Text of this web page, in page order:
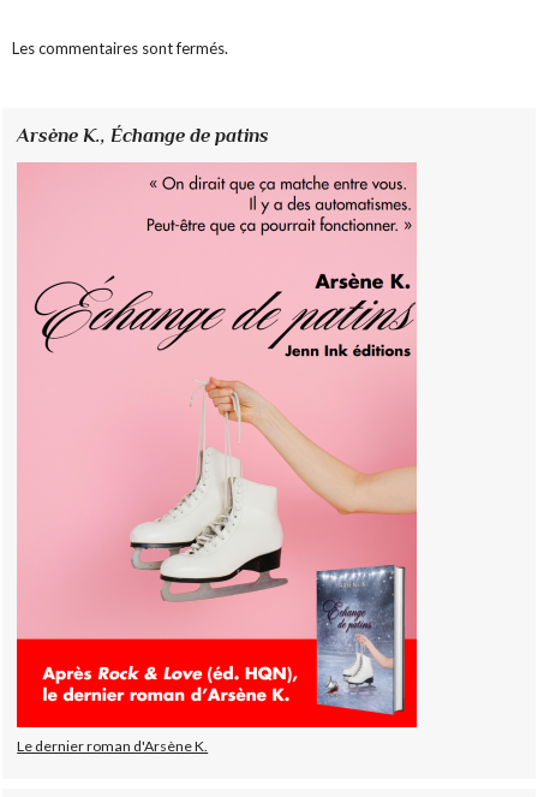
Les commentaires sont fermés.
Arsène K.,Échange de patins
Le dernier roman d'Arsène K.